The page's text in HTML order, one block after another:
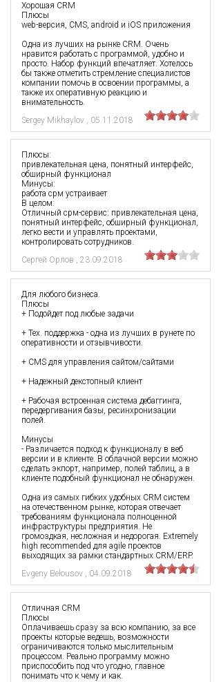
Sergey Mikhaylov , 05.11.2018
Хорошая CRM
Плюсы
web-версия, CMS, android и iOS приложения
Одна из лучших на рынке CRM. Очень
нравится работать с программой, удобно и
просто. Набор функций впечатляет. Хотелось
бы также отметить стремление специалистов
компании помочь в освоении программы, а
также их оперативную реакцию и
внимательность.
Сергей Орлов , 23.09.2018
Плюсы:
привлекательная цена, понятный интерфейс,
обширный функционал
Минусы:
работа срм устраивает
В целом:
Отличный срм-сервис: привлекательная цена,
понятный интерфейс, обширный функционал,
легко вести и управлять проектами,
контролировать сотрудников.
Evgeny Belousov , 04.09.2018
Для любого бизнеса.
Плюсы
+ Подойдет под любые задачи
+ Тех. поддержка - одна из лучших в рунете по
оперативности и отзывчивости.
+ CMS для управления сайтом/сайтами
+ Надежный декстопный клиент
+ Рабочая встроенная система дебаггинга,
передергивания базы, ресинхронизации
полей.
Минусы
- Различается подход к функционалу в веб
версии и в клиенте. В облачной версии можно
сделать экпорт, например, полей таблиц, а в
клиенте подобный функционал не обнаружен.
Одна из самых гибких удобных CRM систем
на отечественном рынке, которая отвечает
требованиям функционала полноценной
инфраструктуры предприятия. Не
громоздкая, несложная и недорогая. Extremely
high recommended для agile проектов
выходящих за рамки стандартных CRM/ERP.
Отличная CRM
Плюсы
Оплачиваешь сразу за всю компанию, за все
проекты которые ведешь, возможности
ограничиваются только мыслительным
процессом. Реально программу можно
приспособить под что угодно, главное
понимать что к чему и как.